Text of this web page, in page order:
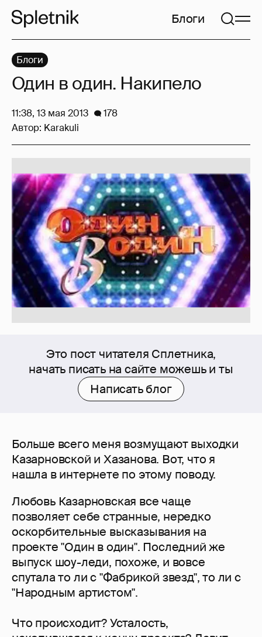
Блоги
Это пост читателя Сплетника,
начать писать на сайте можешь и ты
Написать блог
Больше всего меня возмущают выходки
Казарновской и Хазанова. Вот, что я
нашла в интернете по этому поводу.
Любовь Казарновская все чаще
позволяет себе странные, нередко
оскорбительные высказывания на
проекте "Один в один". Последний же
выпуск шоу-леди, похоже, и вовсе
спутала то ли с "Фабрикой звезд", то ли с
"Народным артистом".
Что происходит? Усталость,
Блоги
Один в один. Накипело
11:38, 13 мая 2013
178
Автор: Karakuli